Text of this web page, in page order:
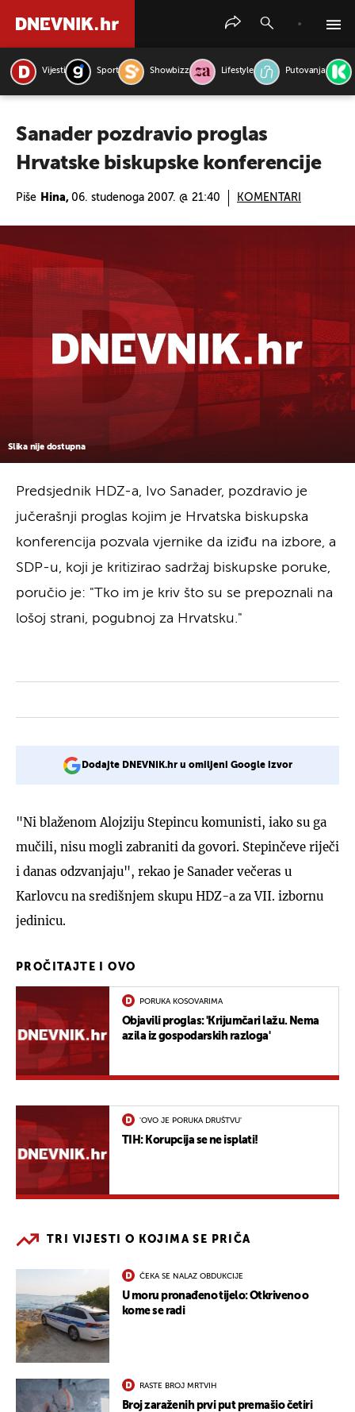
Vijesti Sport Showbizz Lifestyle Putovanja
Sanader pozdravio proglas
Hrvatske biskupske konferencije
Piše Hina, 06. studenoga 2007. @ 21:40 KOMENTARI
Slika nije dostupna
Predsjednik HDZ-a, Ivo Sanader, pozdravio je
jučerašnji proglas kojim je Hrvatska biskupska
konferencija pozvala vjernike da iziđu na izbore, a
SDP-u, koji je kritizirao sadržaj biskupske poruke,
poručio je: "Tko im je kriv što su se prepoznali na
lošoj strani, pogubnoj za Hrvatsku."
Dodajte DNEVNIK.hr u omiljeni Google izvor
"Ni blaženom Alojziju Stepincu komunisti, iako su ga
mučili, nisu mogli zabraniti da govori. Stepinčeve riječi
i danas odzvanjaju", rekao je Sanader večeras u
Karlovcu na središnjem skupu HDZ-a za VII. izbornu
jedinicu.
PROČITAJTE I OVO
PORUKA KOSOVARIMA
Objavili proglas: 'Krijumčari lažu. Nema
azila iz gospodarskih razloga'
'OVO JE PORUKA DRUŠTVU'
TIH: Korupcija se ne isplati!
TRI VIJESTI O KOJIMA SE PRIČA
ČEKA SE NALAZ OBDUKCIJE
U moru pronađeno tijelo: Otkriveno o
kome se radi
RASTE BROJ MRTVIH
Broj zaraženih prvi put premašio četiri
PRETRAŽITE VIJESTI